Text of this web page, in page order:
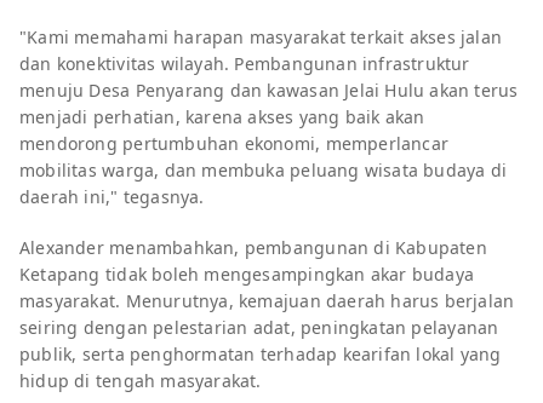
"Kami memahami harapan masyarakat terkait akses jalan
dan konektivitas wilayah. Pembangunan infrastruktur
menuju Desa Penyarang dan kawasan Jelai Hulu akan terus
menjadi perhatian, karena akses yang baik akan
mendorong pertumbuhan ekonomi, memperlancar
mobilitas warga, dan membuka peluang wisata budaya di
daerah ini," tegasnya.
Alexander menambahkan, pembangunan di Kabupaten
Ketapang tidak boleh mengesampingkan akar budaya
masyarakat. Menurutnya, kemajuan daerah harus berjalan
seiring dengan pelestarian adat, peningkatan pelayanan
publik, serta penghormatan terhadap kearifan lokal yang
hidup di tengah masyarakat.